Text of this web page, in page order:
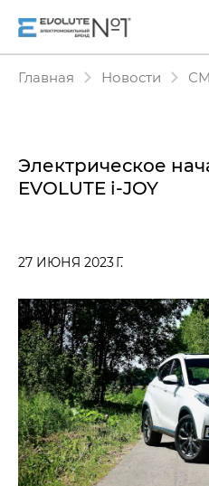
Главная Новости
Электрическое
EVOLUTE i‑JOY
27 ИЮНЯ 2023 Г.